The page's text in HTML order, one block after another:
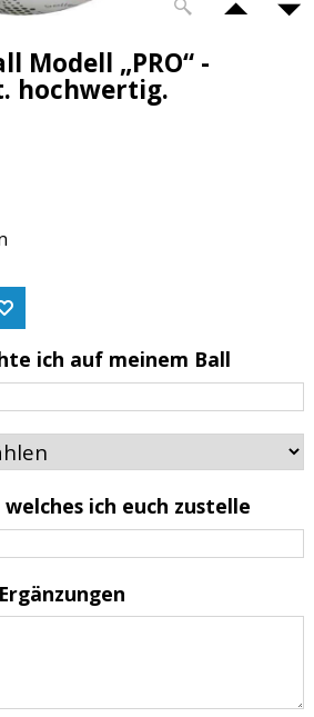
Modell „PRO“ -
hochwertig.
ich auf meinem Ball
ich euch zustelle